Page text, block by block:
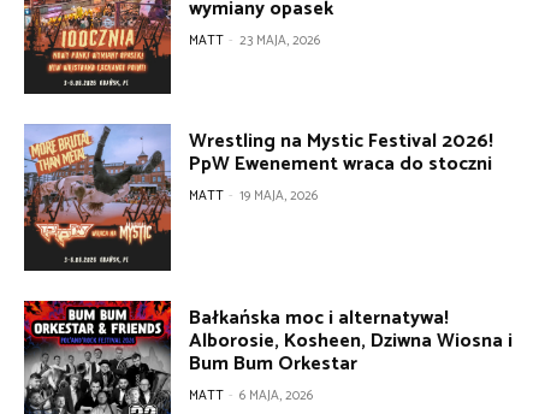
wymiany opasek
MATT - 23 MAJA, 2026
Wrestling na Mystic Festival 2026!
PpW Ewenement wraca do stoczni
MATT - 19 MAJA, 2026
Bałkańska moc i alternatywa!
Alborosie, Kosheen, Dziwna Wiosna i
Bum Bum Orkestar
MATT - 6 MAJA, 2026